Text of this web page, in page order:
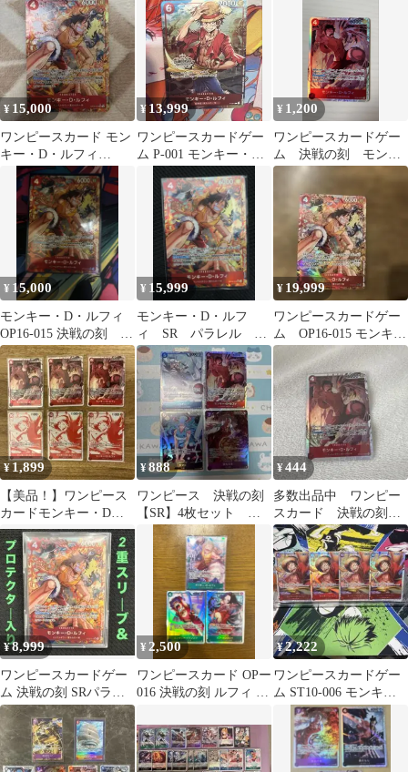
SR パラレル
¥ 15,000
ワンピースカード モン
キー・D・ルフィ
OP06-015 SR パラレル
¥13,999
ワンピースカードゲー
ム P-001 モンキー・
D・ルフィ パラレル 限
定品
¥ 1,200
ワンピースカードゲー
ム 決戦の刻 モンキ
ー•D•ルフィ SR
¥ 15,000
モンキー・D・ルフィ
OP16-015 決戦の刻 パ
ラレル
¥ 15,999
モンキー・D・ルフ
ィ SR パラレル
OP16-015
¥ 19,999
ワンピースカードゲー
ム OP16-015 モンキー
D・ルフィ パラレ
ル 決戦の刻
¥ 1,899
【美品！】ワンピース
カードモンキー・D・
ルフィ6枚セット
ONEPIECECARD
¥888
ワンピース 決戦の刻
【SR】4枚セット ル
フィ サカズキ ヤマ
ト バギー
¥444
多数出品中 ワンピー
スカード 決戦の刻
モンキー Dルフィ
¥8,999
ワンピースカードゲー
ム 決戦の刻 SRパラレ
ル ルフィ OP16-015
¥2,500
ワンピースカード OPー
016 決戦の刻 ルフィ R
¥2,222
ワンピースカードゲー
ム ST10-006 モンキ
ー・D・ルフィ SR 4枚
セット